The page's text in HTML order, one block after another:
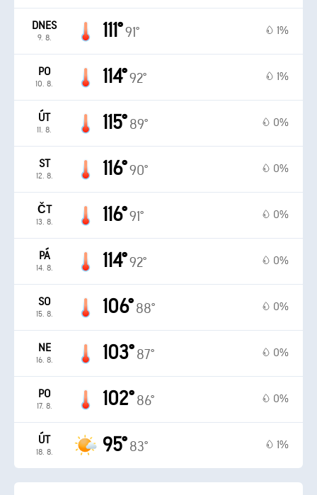
DNES
9. 8. 111°91° 1%
PO
10. 8. 114°92° 1%
ÚT
11. 8. 115° 89° 0%
ST
12. 8. 116°90° 0%
ČT
13. 8. 116°91° 0%
PÁ
14. 8. 114°92° 0%
SO
15. 8. 106° 88° 0%
NE
16. 8. 103° 87° 0%
PO
17. 8. 102° 86° 0%
ÚT
18. 8. 95° 83° 1%